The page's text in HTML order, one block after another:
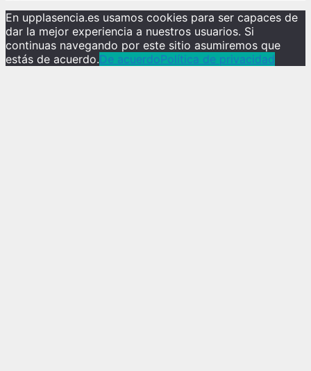
En upplasencia.es usamos cookies para ser capaces de
dar la mejor experiencia a nuestros usuarios. Si
continuas navegando por este sitio asumiremos que
estás de acuerdo.De acuerdoPolítica de privacidad